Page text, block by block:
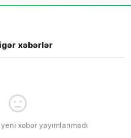
xəbərlər
xəbər yayımlanmadı